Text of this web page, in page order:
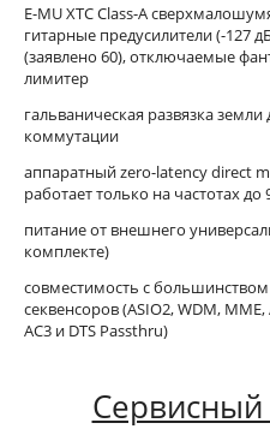
E-MU XTC Class-A
гитарные предусилители (-127
(заявлено 60), отключаемые
лимитер
гальваническая развязка земли
коммутации
аппаратный zero-latency direct
работает только на частотах
питание от внешнего
комплекте)
совместимость с
секвенсоров (ASIO2, WDM,
AC3 и DTS Passthru)
Сервисный